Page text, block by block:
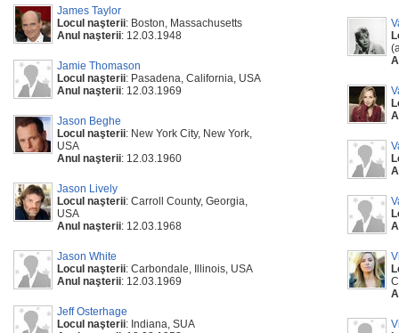
James Taylor
Locul naşterii: Boston, Massachusetts
Anul naşterii: 12.03.1948
Jamie Thomason
Locul naşterii: Pasadena, California, USA
Anul naşterii: 12.03.1969
Jason Beghe
Locul naşterii: New York City, New York,
USA
Anul naşterii: 12.03.1960
Jason Lively
Locul naşterii: Carroll County, Georgia,
USA
Anul naşterii: 12.03.1968
Jason White
Locul naşterii: Carbondale, Illinois, USA
Anul naşterii: 12.03.1969
Jeff Osterhage
Locul naşterii: Indiana, SUA